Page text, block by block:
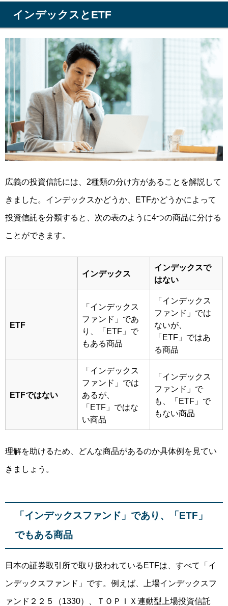
インデックスとETF
広義の投資信託には、2種類の分け方があることを解説して
きました。インデックスかどうか、ETFかどうかによって
投資信託を分類すると、次の表のように4つの商品に分ける
ことができます。
インデックス
インデックスで
はない
ETF
「インデックス
ファンド」であ
り、「ETF」で
もある商品
「インデックス
ファンド」では
ないが、
「ETF」ではあ
る商品
ETFではない
「インデックス
ファンド」では
あるが、
「ETF」ではな
い商品
「インデックス
ファンド」で
も、「ETF」で
もない商品
理解を助けるため、どんな商品があるのか具体例を見てい
きましょう。
「インデックスファンド」であり、「ETF」
でもある商品
日本の証券取引所で取り扱われているETFは、すべて「イ
ンデックスファンド」です。例えば、上場インデックスフ
ァンド２２５（1330）、ＴＯＰＩＸ連動型上場投資信託